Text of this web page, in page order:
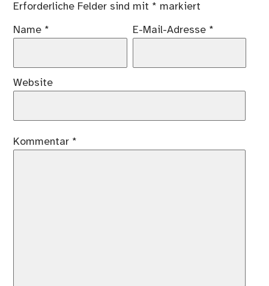
Erforderliche Felder sind mit * markiert
Name * E-Mail-Adresse *
Website
Kommentar *